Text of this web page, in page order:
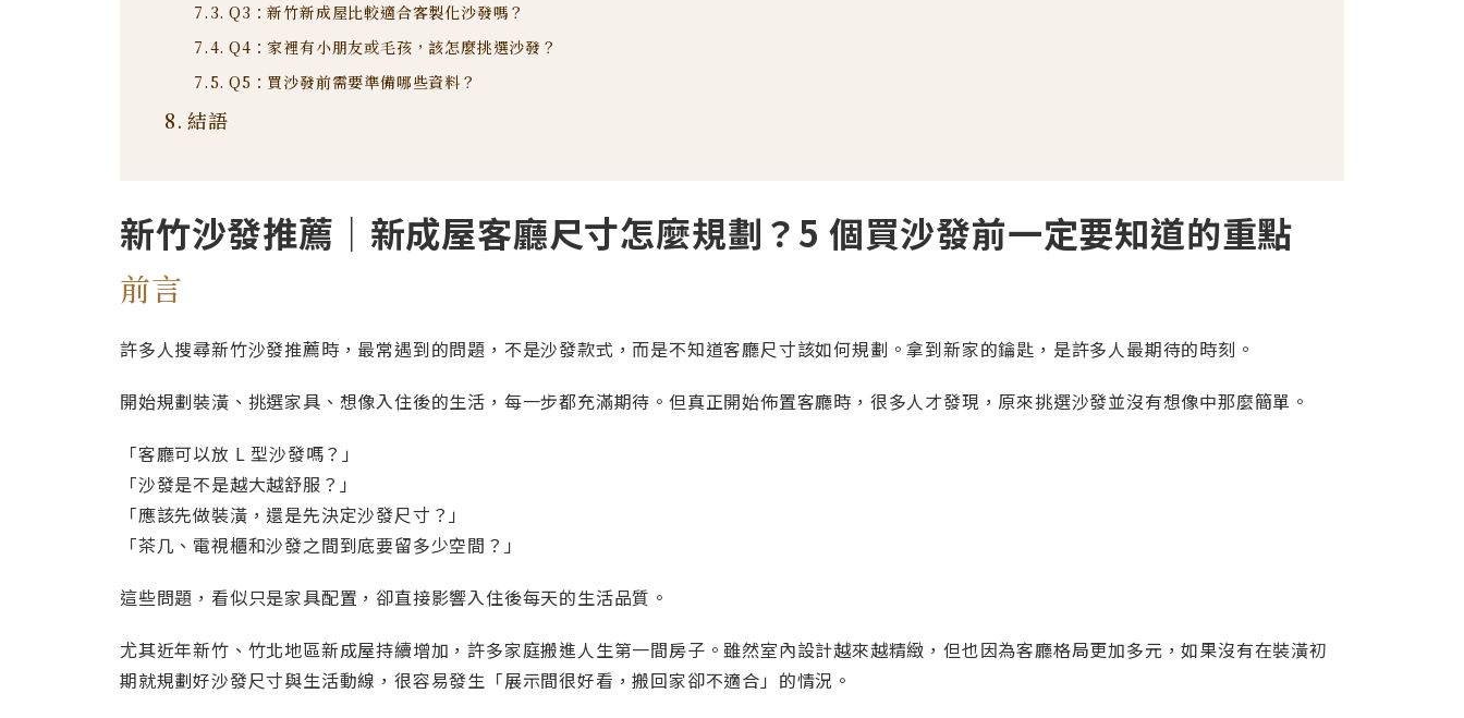
Q3：新竹新成屋比較適合客製化沙發嗎？
Q4：家裡有小朋友或毛孩，該怎麼挑選沙發？
Q5：買沙發前需要準備哪些資料？
結語
新竹沙發推薦｜新成屋客廳尺寸怎麼規劃？5 個買沙發前一定要知道的重點
前言
許多人搜尋新竹沙發推薦時，最常遇到的問題，不是沙發款式，而是不知道客廳尺寸該如何規劃。拿到新家的鑰匙，是許多人最期待的時刻。
開始規劃裝潢、挑選家具、想像入住後的生活，每一步都充滿期待。但真正開始佈置客廳時，很多人才發現，原來挑選沙發並沒有想像中那麼簡單。
「客廳可以放 L 型沙發嗎？」
「沙發是不是越大越舒服？」
「應該先做裝潢，還是先決定沙發尺寸？」
「茶几、電視櫃和沙發之間到底要留多少空間？」
這些問題，看似只是家具配置，卻直接影響入住後每天的生活品質。
尤其近年新竹、竹北地區新成屋持續增加，許多家庭搬進人生第一間房子。雖然室內設計越來越精緻，但也因為客廳格局更加多元，如果沒有在裝潢初
期就規劃好沙發尺寸與生活動線，很容易發生「展示間很好看，搬回家卻不適合」的情況。